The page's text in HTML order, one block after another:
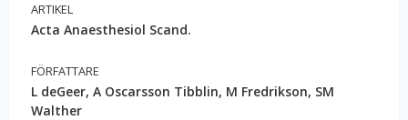
ARTIKEL
Acta Anaesthesiol Scand.
FÖRFATTARE
L deGeer, A Oscarsson Tibblin, M Fredrikson, SM
Walther